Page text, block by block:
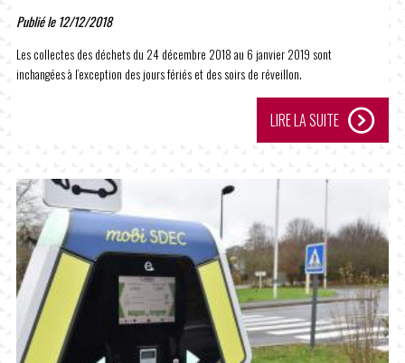
Publié le 12/12/2018
Les collectes des déchets du 24 décembre 2018 au 6 janvier 2019 sont
inchangées à l’exception des jours fériés et des soirs de réveillon.
LIRE LA SUITE